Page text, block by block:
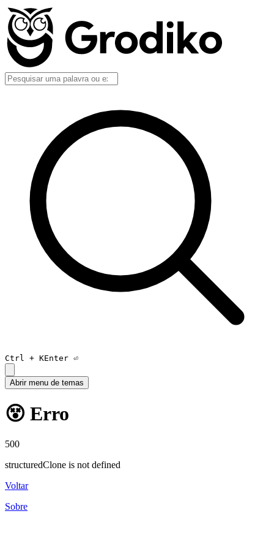
Ctrl + KEnter ⏎
Abrir menu de temas
😵 Erro
500
structuredClone is not defined
Voltar
Sobre